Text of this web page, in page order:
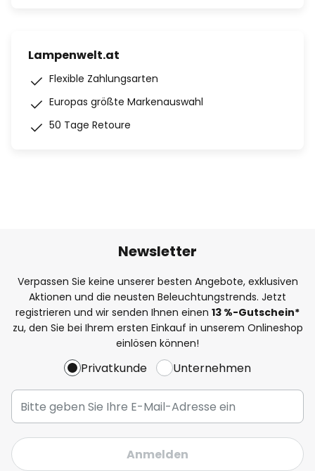
Lampenwelt.at
Flexible Zahlungsarten
Europas größte Markenauswahl
50 Tage Retoure
Newsletter
Verpassen Sie keine unserer besten Angebote, exklusiven
Aktionen und die neusten Beleuchtungstrends. Jetzt
registrieren und wir senden Ihnen einen 13 %-Gutschein*
zu, den Sie bei Ihrem ersten Einkauf in unserem Onlineshop
einlösen können!
Privatkunde Unternehmen
Anmelden